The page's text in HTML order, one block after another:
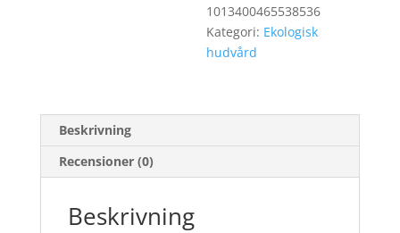
1013400465538536
Kategori: Ekologisk
hudvård
Beskrivning
Recensioner (0)
Beskrivning